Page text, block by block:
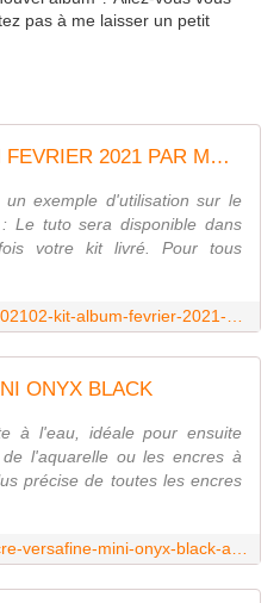
pas à me laisser un petit
KIT202102 : KIT ALBUM FEVRIER 2021 PAR MYLENE fee du scrap
exemple d'utilisation sur le
Le tuto sera disponible dans
votre kit livré. Pour tous
ONYX BLACK
à l'eau, idéale pour ensuite
l'aquarelle ou les encres à
précise de toutes les encres